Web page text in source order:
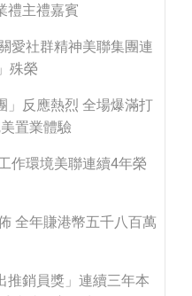
禮主禮嘉賓
愛社群精神美聯集團連
殊榮
」反應熱烈 全場爆滿打
置業體驗
作環境美聯連續4年榮
全年賺港幣五千八百萬
推銷員獎」連續三年本